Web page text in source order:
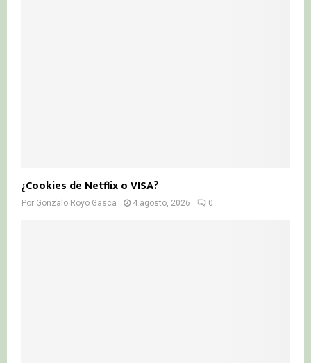
¿Cookies de Netflix o VISA?
Por Gonzalo Royo Gasca 4 agosto, 2026 0